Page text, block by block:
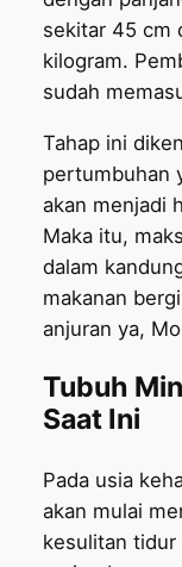
sekitar 45 cm
kilogram.
sudah
Tahap ini
pertumbuhan
akan menjadi
Maka itu,
dalam
makanan
anjuran ya,
Tubuh
Saat Ini
Pada usia
akan mulai
kesulitan tidur